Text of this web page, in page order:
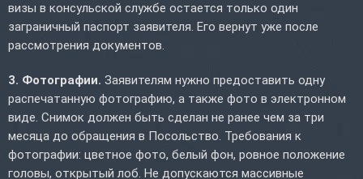
визы в консульской службе остается только один
заграничный паспорт заявителя. Его вернут уже после
рассмотрения документов.
3. Фотографии. Заявителям нужно предоставить одну
распечатанную фотографию, а также фото в электронном
виде. Снимок должен быть сделан не ранее чем за три
месяца до обращения в Посольство. Требования к
фотографии: цветное фото, белый фон, ровное положение
головы, открытый лоб. Не допускаются массивные